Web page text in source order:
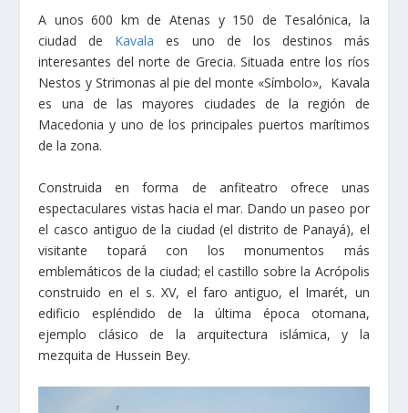
A unos 600 km de Atenas y 150 de Tesalónica, la
ciudad de Kavala es uno de los destinos más
interesantes del norte de Grecia. Situada entre los ríos
Nestos y Strimonas al pie del monte «Símbolo», Kavala
es una de las mayores ciudades de la región de
Macedonia y uno de los principales puertos marítimos
de la zona.
Construida en forma de anfiteatro ofrece unas
espectaculares vistas hacia el mar. Dando un paseo por
el casco antiguo de la ciudad (el distrito de Panayá), el
visitante topará con los monumentos más
emblemáticos de la ciudad; el castillo sobre la Acrópolis
construido en el s. XV, el faro antiguo, el Imarét, un
edificio espléndido de la última época otomana,
ejemplo clásico de la arquitectura islámica, y la
mezquita de Hussein Bey.